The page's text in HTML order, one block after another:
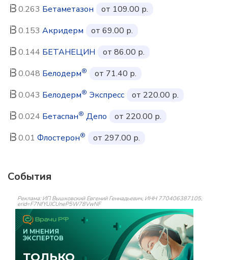
0.263 Бетаметазон
от 109.00 р.
0.153 Акридерм
от 69.00 р.
0.144 БЕТАНЕЦИН
от 86.00 р.
0.048 Белодерм®
от 71.40 р.
0.043 Белодерм® Экспресс
от 220.00 р.
0.024 Бетаспан® Депо
от 220.00 р.
0.01 Флостерон® от 297.00 р.
События
Реклама: ИП Вышковский Евгений Геннадьевич, ИНН 770406387105,
erid=F7NfYUJCUneP5W78VwNF